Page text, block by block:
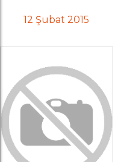
12 Şubat 2015